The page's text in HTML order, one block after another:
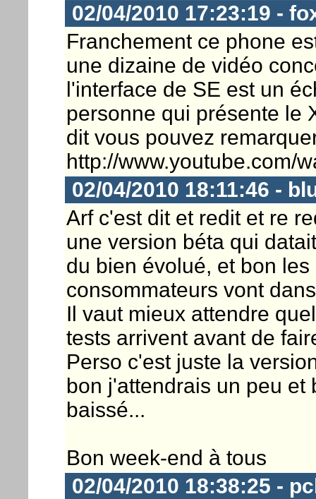
02/04/2010 17:23:19 -
Franchement ce phone
une dizaine de vidéo
l'interface de SE est un
personne qui présente le
dit vous pouvez
http://www.youtube.com/
02/04/2010 18:11:46 -
Arf c'est dit et redit et re
une version béta qui
du bien évolué, et bon
consommateurs vont
Il vaut mieux attendre
tests arrivent avant de
Perso c'est juste la
bon j'attendrais un peu et
baissé...
Bon week-end à tous
02/04/2010 18:38:25 -